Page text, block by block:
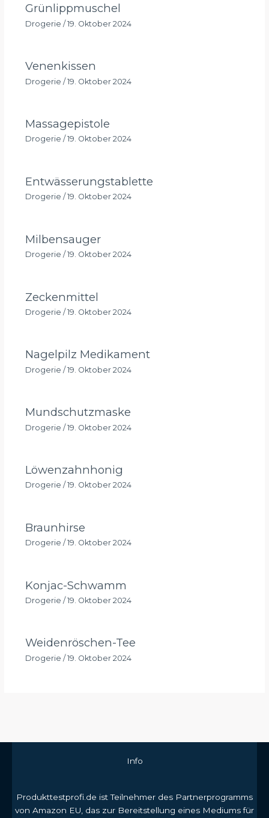
Grünlippmuschel
Drogerie / 19. Oktober 2024
Venenkissen
Drogerie /19. Oktober 2024
Massagepistole
Drogerie / 19. Oktober 2024
Entwässerungstablette
Drogerie / 19. Oktober 2024
Milbensauger
Drogerie / 19. Oktober 2024
Zeckenmittel
Drogerie / 19. Oktober 2024
Nagelpilz Medikament
Drogerie /19. Oktober 2024
Mundschutzmaske
Drogerie /19. Oktober 2024
Löwenzahnhonig
Drogerie / 19. Oktober 2024
Braunhirse
Drogerie / 19. Oktober 2024
Konjac-Schwamm
Drogerie / 19. Oktober 2024
Weidenröschen-Tee
Drogerie / 19. Oktober 2024
Info
Produkttestprofi.de ist Teilnehmer des Partnerprogramms
von Amazon EU, das zur Bereitstellung eines Mediums für